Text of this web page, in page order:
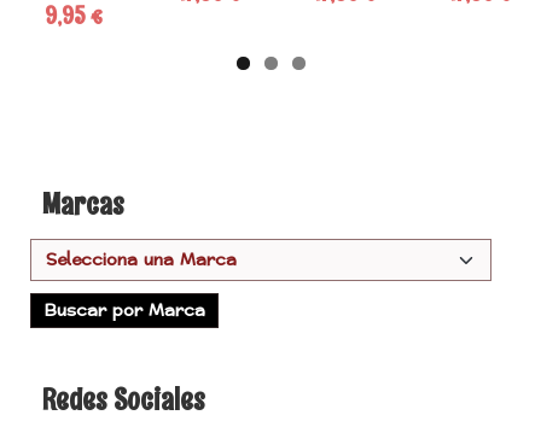
Marcas
Redes Sociales
9,95 €